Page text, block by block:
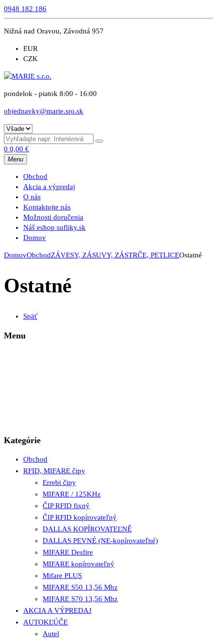
0948 182 186
Nižná nad Oravou, Závodná 957
EUR
CZK
pondelok - piatok 8:00 - 16:00
objednavky@marie.sro.sk
0 0,00 €
Menu
Obchod
Akcia a výpredaj
O nás
Kontaktujte nás
Možnosti doručenia
Náš eshop sufliky.sk
Domov
DomovObchodZÁVESY, ZÁSUVY, ZÁSTRČE, PETLICEOstatné
Ostatné
Späť
Menu
Kategórie
Obchod
RFID, MIFARE čipy
Errebi čipy
MIFARE / 125KHz
ČIP RFID fixný
ČIP RFID kopírovateľný
DALLAS KOPÍROVATEĽNĚ
DALLAS PEVNÉ (NE-kopírovateľné)
MIFARE Desfire
MIFARE kopírovateľný
Mifare PLUS
MIFARE S50 13,56 Mhz
MIFARE S70 13,56 Mhz
AKCIA A VÝPREDAJ
AUTOKĽÚČE
Autel